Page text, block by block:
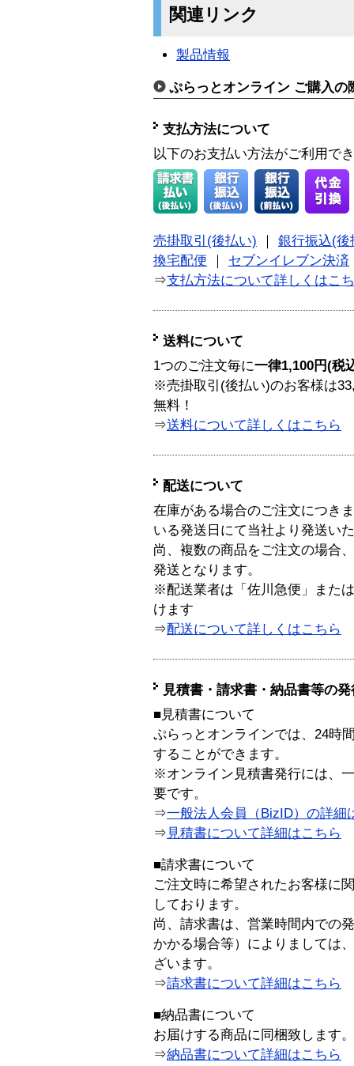
関連リンク
製品情報
ぷらっとオンライン ご購入の
支払方法について
以下のお支払い方法がご利用で
売掛取引(後払い)
銀行振込(後
換宅配便
セブンイレブン決済
⇒支払方法について詳しくはこ
送料について
1つのご注文毎に一律1,100円(税
※売掛取引(後払い)のお客様は
無料！
⇒送料について詳しくはこちら
配送について
在庫がある場合のご注文につき
いる発送日にて当社より発送い
尚、複数の商品をご注文の場合
発送となります。
※配送業者は「佐川急便」また
けます
⇒配送について詳しくはこちら
見積書・請求書・納品書等の
■見積書について
ぷらっとオンラインでは、24時
することができます。
※オンライン見積書発行には、
要です。
⇒一般法人会員（BizID）の詳細
⇒ 見積書について詳細はこちら
■請求書について
ご注文時に希望されたお客様に
しております。
尚、請求書は、営業時間内での
かかる場合等）によりましては
ざいます。
⇒請求書について詳細はこちら
■納品書について
お届けする商品に同梱致します。
⇒納品書について詳細はこちら